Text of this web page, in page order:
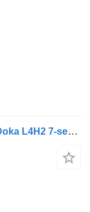
Peugeot Boxer Furgin Duoble CabinDoka L4H2 7-seater One Owner